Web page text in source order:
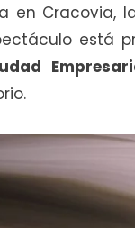
en Cracovia,
está